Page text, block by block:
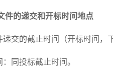
件的递交和开标时间 地点
递交的截止时间（开标时间，
：同投标截止时间。